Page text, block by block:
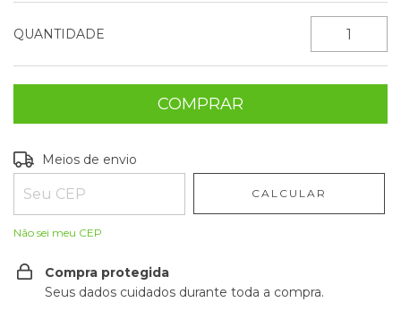
QUANTIDADE
Entregas para o CEP:
Meios de envio
CALCULAR
Não sei meu CEP
Compra protegida
Seus dados cuidados durante toda a compra.